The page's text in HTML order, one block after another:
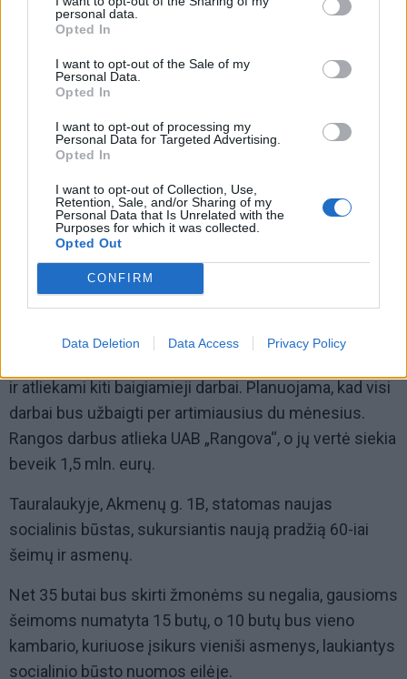
personal data.
Opted In
I want to opt-out of the Sale of my
Personal Data.
Opted In
I want to opt-out of processing my
Personal Data for Targeted Advertising.
Opted In
I want to opt-out of Collection, Use,
Retention, Sale, and/or Sharing of my
Personal Data that Is Unrelated with the
Purposes for which it was collected.
Opted Out
CONFIRM
Data Deletion Data Access Privacy Policy
Šiuo metu čia vyksta paskutiniai vidaus remonto
darbai – artimiausiu metu bus keičiami langai,
ir atliekami kiti baigiamieji darbai. Planuojama, kad visi
darbai bus užbaigti per artimiausius du mėnesius.
Rangos darbus atlieka UAB „Rangova“, o jų vertė siekia
beveik 1,5 mln. eurų.
Tauralaukyje, Akmenų g. 1B, statomas naujas
socialinis būstas, sukursiantis naują pradžią 60-iai
šeimų ir asmenų.
Net 35 butai bus skirti žmonėms su negalia, gausioms
šeimoms numatyta 15 butų, o 10 butų bus vieno
kambario, kuriuose įsikurs vieniši asmenys, laukiantys
socialinio būsto nuomos eilėje.